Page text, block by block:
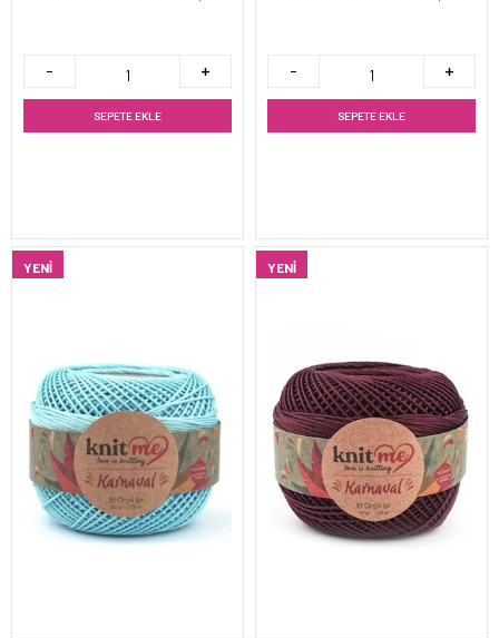
SEPETE EKLE SEPETE EKLE
YENI YENI